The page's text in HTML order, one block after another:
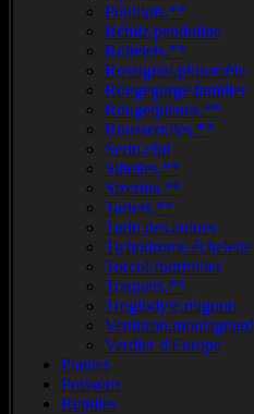
Pouillots.**
Rémiz.penduline
Roitelets.**
Rossignol.philomèle
Rougegorge.familier
Rougequeues.**
Rousserolles.**
Serin.cini
Sittelles.**
Sizerins.**
Tariers.**
Tarin.des.aulnes
Tichodrome.échelette
Torcol.fourmilier
Traquets.**
Troglodyte.mignon
Venturon.montagnard
Verdier d'Europe
Plantes
Poissons
Reptiles